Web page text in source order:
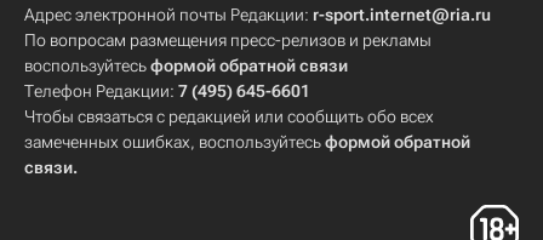
Адрес электронной почты Редакции: r-sport.internet@ria.ru
По вопросам размещения пресс-релизов и рекламы
воспользуйтесьформой обратной связи
Телефон Редакции: 7 (495) 645-6601
Чтобы связаться с редакцией или сообщить обо всех
замеченных ошибках, воспользуйтесьформой обратной
связи.